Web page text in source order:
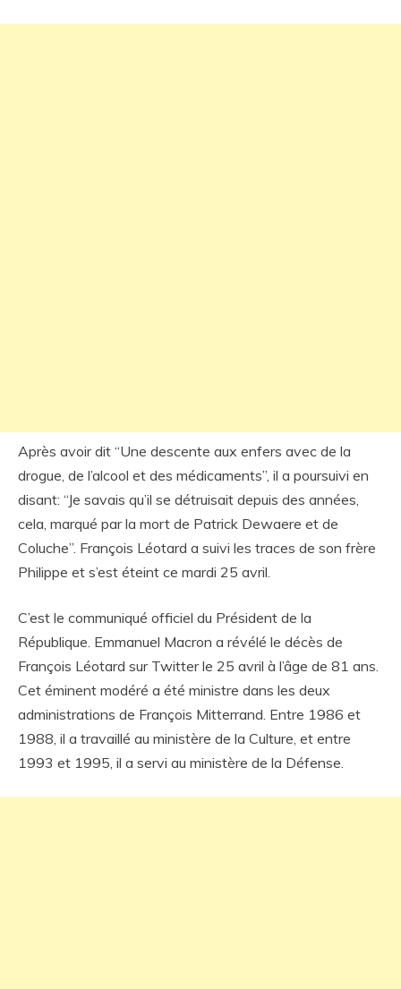
Après avoir dit “Une descente aux enfers avec de la
drogue, de l’alcool et des médicaments”, il a poursuivi en
disant: “Je savais qu’il se détruisait depuis des années,
cela, marqué par la mort de Patrick Dewaere et de
Coluche”. François Léotard a suivi les traces de son frère
Philippe et s’est éteint ce mardi 25 avril.
C’est le communiqué officiel du Président de la
République. Emmanuel Macron a révélé le décès de
François Léotard sur Twitter le 25 avril à l’âge de 81 ans.
Cet éminent modéré a été ministre dans les deux
administrations de François Mitterrand. Entre 1986 et
1988, il a travaillé au ministère de la Culture, et entre
1993 et 1995, il a servi au ministère de la Défense.